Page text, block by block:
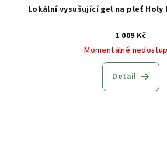
Lokální vysušující gel na pleť Holy
1 009 Kč
Momentálně
Detail